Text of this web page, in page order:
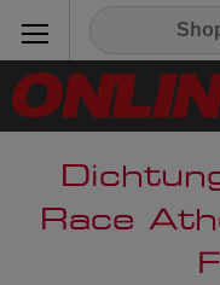
Race